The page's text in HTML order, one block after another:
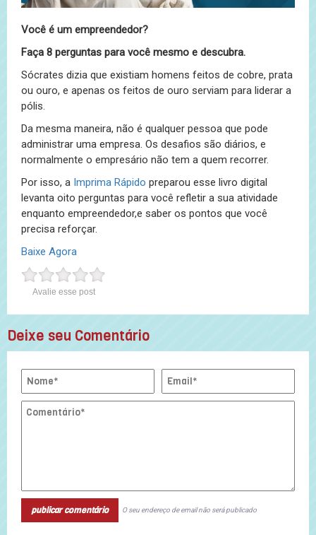
Você é um empreendedor?
Faça 8 perguntas para você mesmo e descubra.
Sócrates dizia que existiam homens feitos de cobre, prata
ou ouro, e apenas os feitos de ouro serviam para liderar a
pólis.
Da mesma maneira, não é qualquer pessoa que pode
administrar uma empresa. Os desafios são diários, e
normalmente o empresário não tem a quem recorrer.
Por isso, a Imprima Rápido preparou esse livro digital
levanta oito perguntas para você refletir a sua atividade
enquanto empreendedor,e saber os pontos que você
precisa reforçar.
Baixe Agora
Avalie esse post
Deixe seu Comentário
O seu endereço de email não será publicado